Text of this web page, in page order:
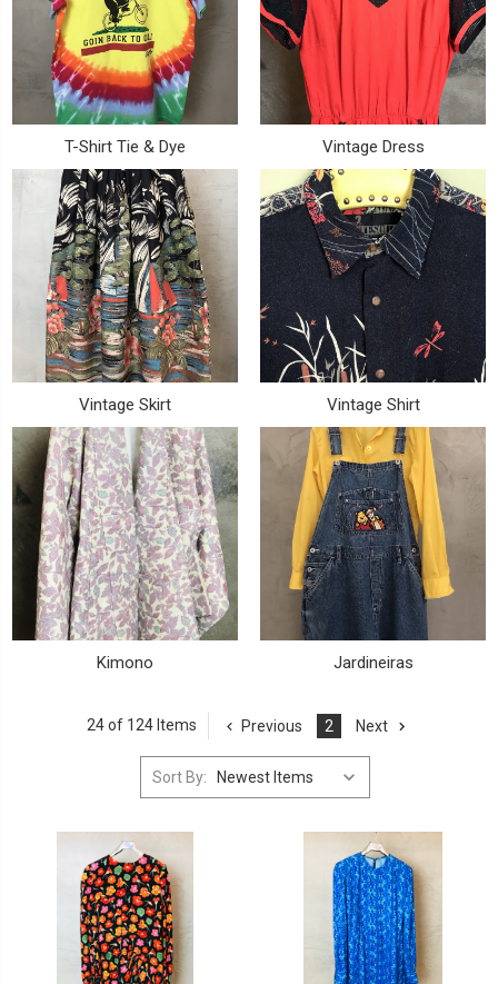
T-Shirt Tie & Dye Vintage Dress
Vintage Skirt Vintage Shirt
Kimono Jardineiras
24 of 124 Items Previous 2 Next
Sort By: